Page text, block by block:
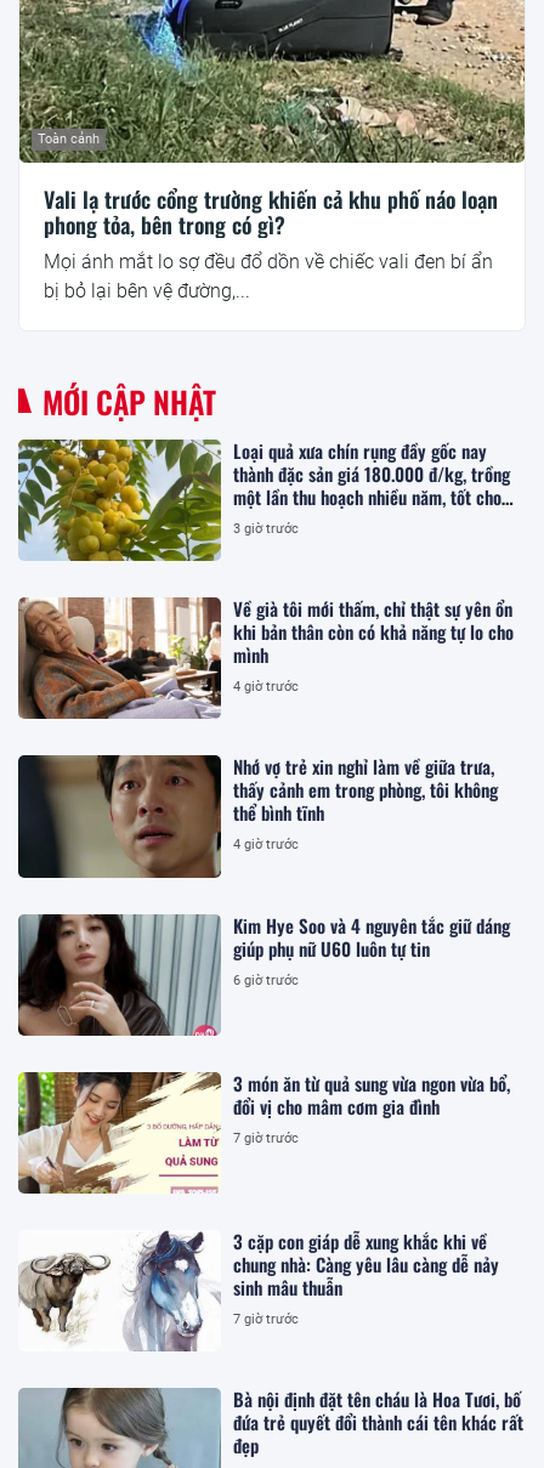
Toàn cảnh
Vali lạ trước cổng trường khiến cả khu phố náo loạn
phong tỏa, bên trong có gì?
Mọi ánh mắt lo sợ đều đổ dồn về chiếc vali đen bí ẩn
bị bỏ lại bên vệ đường,...
MỚI CẬP NHẬT
Loại quả xưa chín rụng đầy gốc nay
thành đặc sản giá 180.000 đ/kg, trồng
một lần thu hoạch nhiều năm, tốt cho
sức khỏe
3 giờ trước
Về già tôi mới thấm, chỉ thật sự yên ổn
khi bản thân còn có khả năng tự lo cho
mình
4 giờ trước
Nhớ vợ trẻ xin nghỉ làm về giữa trưa,
thấy cảnh em trong phòng, tôi không
thể bình tĩnh
4 giờ trước
Kim Hye Soo và 4 nguyên tắc giữ dáng
giúp phụ nữ U60 luôn tự tin
6 giờ trước
3 món ăn từ quả sung vừa ngon vừa bổ,
đổi vị cho mâm cơm gia đình
7 giờ trước
3 cặp con giáp dễ xung khắc khi về
chung nhà: Càng yêu lâu càng dễ nảy
sinh mâu thuẫn
7 giờ trước
Bà nội định đặt tên cháu là Hoa Tươi, bố
đứa trẻ quyết đổi thành cái tên khác rất
đẹp